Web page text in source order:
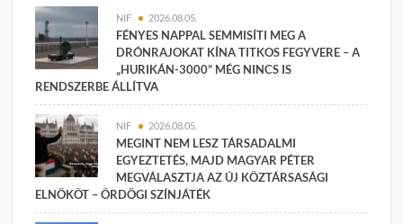
NIF 2026.08.05.
FÉNYES NAPPAL SEMMISÍTI MEG A
DRÓNRAJOKAT KÍNA TITKOS FEGYVERE – A
„HURIKÁN-3000” MÉG NINCS IS
RENDSZERBE ÁLLÍTVA
NIF 2026.08.05.
MEGINT NEM LESZ TÁRSADALMI
EGYEZTETÉS, MAJD MAGYAR PÉTER
MEGVÁLASZTJA AZ ÚJ KÖZTÁRSASÁGI
ELNÖKÖT – ÖRDÖGI SZÍNJÁTÉK